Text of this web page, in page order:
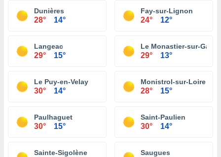
Dunières
28° 14°
Fay-sur-Lignon
24° 12°
Langeac
29° 15°
Le Monastier-sur-
29° 13°
Le Puy-en-Velay
30° 14°
Monistrol-sur-Loire
28° 15°
Paulhaguet
30° 15°
Saint-Paulien
30° 14°
Sainte-Sigolène Saugues